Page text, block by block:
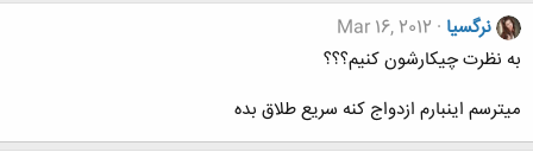
نرگسیا Mar 16, 2012
به نظرت چیکارشون کنیم؟؟؟
میترسم اینبارم ازدواج کنه سریع طلاق بده